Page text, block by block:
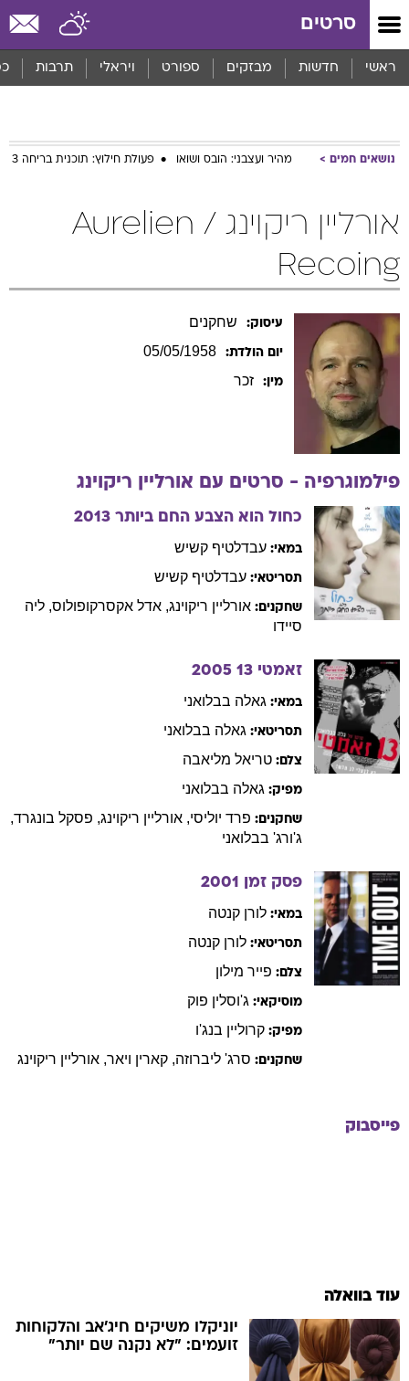
סרטים
ראשי חדשות מבזקים ספורט ויראלי תרבות
נושאים חמים מהיר ועצבני: הובס ושואו פעולת חילוץ: תוכנית בריחה 3
אורליין ריקוינג / Aurelien
Recoing
עיסוק: שחקנים
יום הולדת: 05/05/1958
מין: זכר
פילמוגרפיה - סרטים עם אורליין ריקוינג
כחול הוא הצבע החם ביותר 2013
במאי: עבדלטיף קשיש
תסריטאי: עבדלטיף קשיש
שחקנים: אורליין ריקוינג, אדל אקסרקופולוס, ליה
סיידו
זאמטי 13 2005
במאי: גאלה בבלואני
תסריטאי: גאלה בבלואני
צלם: טריאל מליאבה
מפיק: גאלה בבלואני
שחקנים: פרד יוליסי, אורליין ריקוינג, פסקל בונגרד,
ג'ורג' בבלואני
פסק זמן 2001
במאי: לורן קנטה
תסריטאי: לורן קנטה
צלם: פייר מילון
מוסיקאי: ג'וסלין פוק
מפיק: קרוליין בנג'ו
שחקנים: סרג' ליברוזה, קארין ויאר, אורליין ריקוינג
פייסבוק
עוד בוואלה
יוניקלו משיקים חיג'אב והלקוחות
זועמים: "לא נקנה שם יותר"